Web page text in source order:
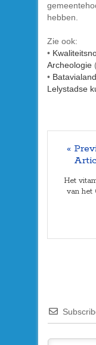
hebben.
Zie ook:
•
Archeologie
•
Lelystadse
«
Het
van het